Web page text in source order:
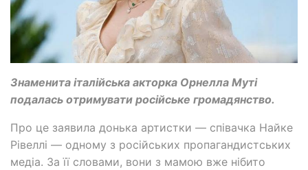
Знаменита італійська акторка Орнелла Муті
подалась отримувати російське громадянство.
Про це заявила донька артистки — співачка Найке
Рівеллі — одному з російських пропагандистських
медіа. За її словами, вони з мамою вже нібито